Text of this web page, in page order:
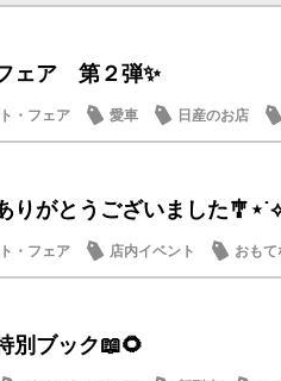
ェア 第２弾✨
・フェア 愛車 日産のお店
りがとうございました
・フェア 店内イベント おもて
別ブック📖🌻